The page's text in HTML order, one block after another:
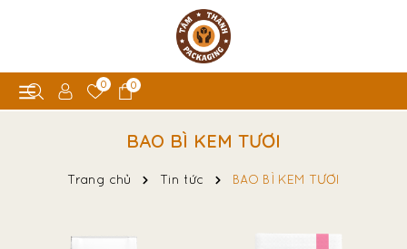
0 0
BAO BÌ KEM TƯƠI
Trang chủ Tin tức BAO BÌ KEM TƯƠI